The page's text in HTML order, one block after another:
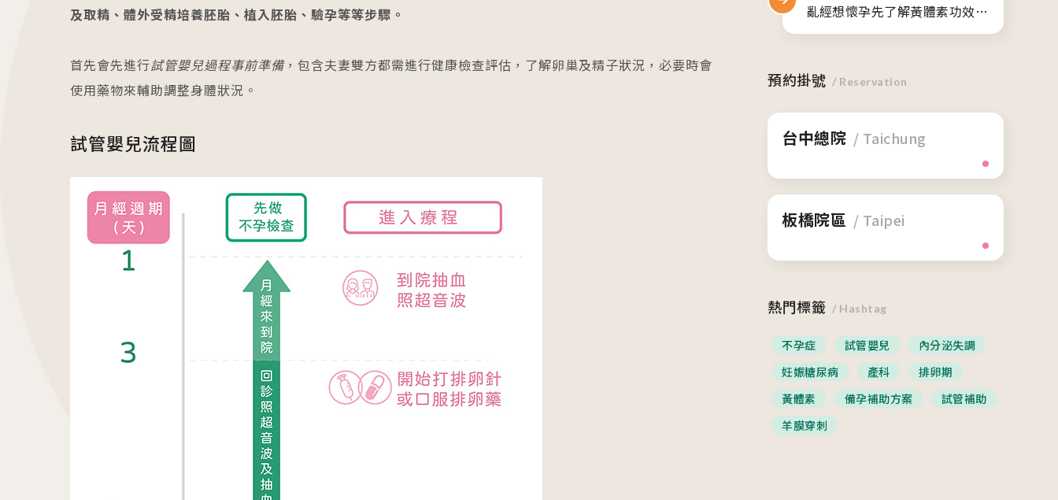
及取精、體外受精培養胚胎、植入胚胎、驗孕等等步驟。
首先會先進行試管嬰兒過程事前準備，包含夫妻雙方都需進行健康檢查評估，了解卵巢及精子狀況，必要時會
使用藥物來輔助調整身體狀況。
試管嬰兒流程圖
亂經想懷孕先了解黃體素功效與
副作用
預約掛號 / Reservation
台中總院 / Taichung
板橋院區 / Taipei
熱門標籤 / Hashtag
不孕症 試管嬰兒
內分泌失調
妊娠糖尿病
產科
排卵期
黃體素
備孕補助方案
試管補助
羊膜穿刺